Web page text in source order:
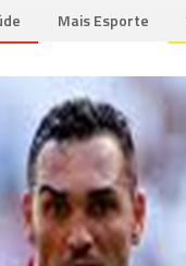
Mais Esporte